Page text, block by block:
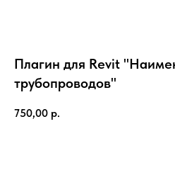
Плагин для Revit
трубопроводов"
750,00 р.